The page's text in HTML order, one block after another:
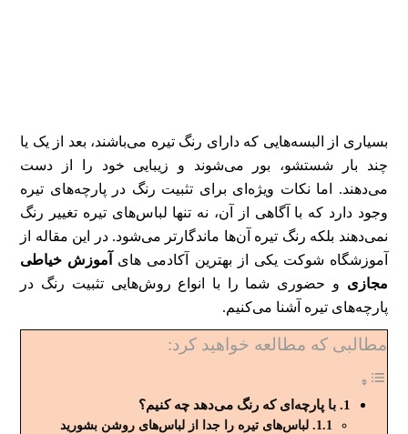
بسیاری از البسه‌هایی که دارای رنگ تیره می‌باشند، بعد از یک یا
چند بار شستشو، بور می‌شوند و زیبایی خود را از دست
می‌دهند. اما نکات ویژه‌ای برای تثبیت رنگ در پارچه‌های تیره
وجود دارد که با آگاهی از آن، نه تنها لباس‌های تیره تغییر رنگ
نمی‌دهند بلکه رنگ تیره آن‌ها ماندگارتر می‌شود. در این مقاله از
آموزشگاه شوکت یکی از بهترین آکادمی های
آموزش خیاطی
مجازی و حضوری شما را با انواع روش‌هایی تثبیت رنگ در
پارچه‌های تیره آشنا می‌کنیم.
مطالبی که مطالعه خواهید کرد:
با پارچه‌ای که رنگ می‌دهد چه کنیم؟
لباس‌های تیره را جدا از لباس‌های روشن بشورید